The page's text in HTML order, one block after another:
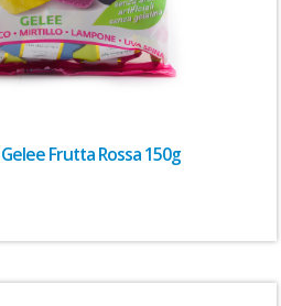
Frutta Rossa 150g